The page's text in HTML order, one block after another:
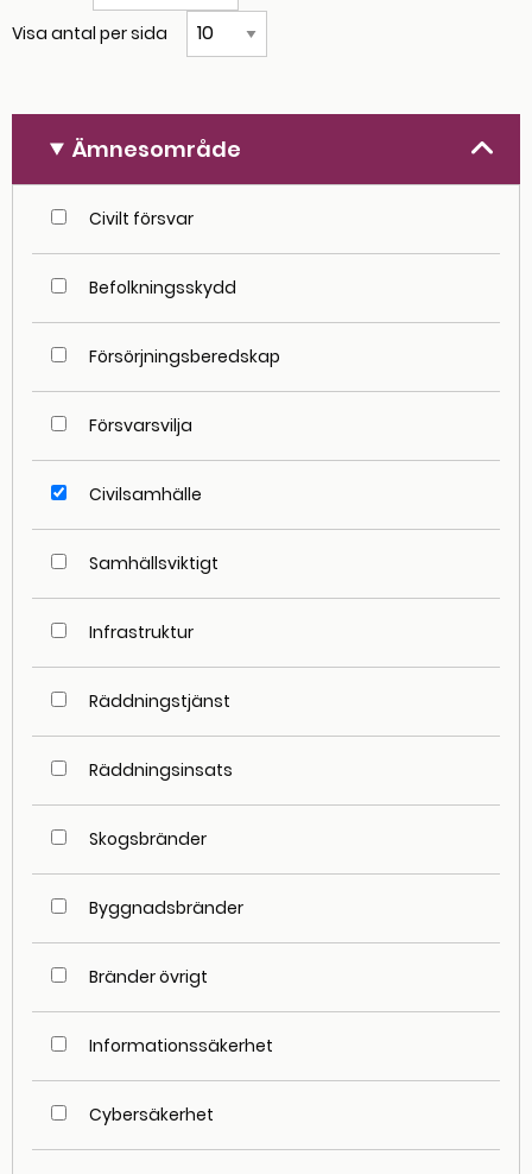
Visa antal per sida
Ämnesområde
Civilt försvar
Befolkningsskydd
Försörjningsberedskap
Försvarsvilja
Civilsamhälle
Samhällsviktigt
Infrastruktur
Räddningstjänst
Räddningsinsats
Skogsbränder
Byggnadsbränder
Bränder övrigt
Informationssäkerhet
Cybersäkerhet